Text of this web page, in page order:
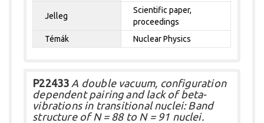
Jelleg
Scientific paper,
proceedings
Témák
Nuclear Physics
P22433 A double vacuum, configuration
dependent pairing and lack of beta-
vibrations in transitional nuclei: Band
structure of N = 88 to N = 91 nuclei.